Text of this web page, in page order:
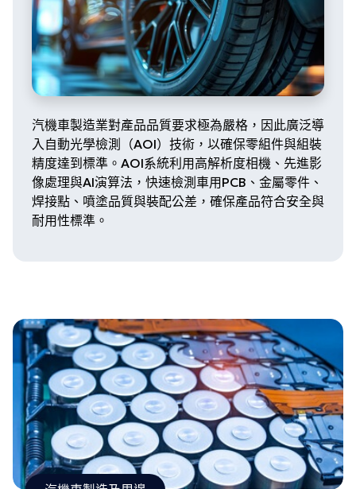
汽機車製造業對產品品質要求極為嚴格，因此廣泛導
入自動光學檢測（AOI）技術，以確保零組件與組裝
精度達到標準。AOI系統利用高解析度相機、先進影
像處理與AI演算法，快速檢測車用PCB、金屬零件、
焊接點、噴塗品質與裝配公差，確保產品符合安全與
耐用性標準。